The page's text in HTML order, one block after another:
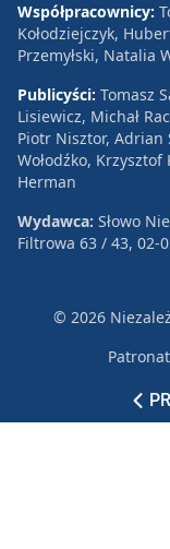
Współpracownicy:
Kołodziejczyk,
Przemyłski, Natalia
Publicyści: Tomasz
Lisiewicz, Michał
Piotr Nisztor, Adrian
Wołodźko,
Herman
Wydawca: Słowo
Filtrowa 63 / 43, 02-
© 2026
Patronat